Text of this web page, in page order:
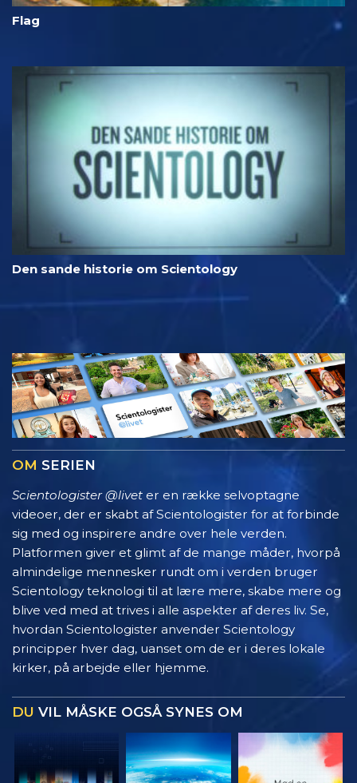
Flag
Den sande historie om Scientology
OM SERIEN
Scientologister @livet er en række selvoptagne
videoer, der er skabt af Scientologister for at forbinde
sig med og inspirere andre over hele verden.
Platformen giver et glimt af de mange måder, hvorpå
almindelige mennesker rundt om i verden bruger
Scientology teknologi til at lære mere, skabe mere og
blive ved med at trives i alle aspekter af deres liv. Se,
hvordan Scientologister anvender Scientology
principper hver dag, uanset om de er i deres lokale
kirker, på arbejde eller hjemme.
DU VIL MÅSKE OGSÅ SYNES OM